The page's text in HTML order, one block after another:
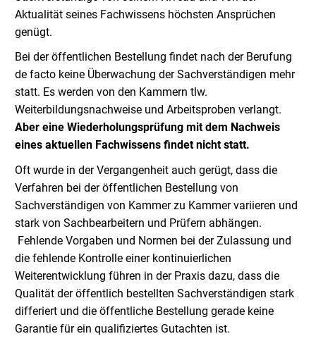
Aktualität seines Fachwissens höchsten Ansprüchen
genügt.
Bei der öffentlichen Bestellung findet nach der Berufung
de facto keine Überwachung der Sachverständigen mehr
statt. Es werden von den Kammern tlw.
Weiterbildungsnachweise und Arbeitsproben verlangt.
Aber eine Wiederholungsprüfung mit dem Nachweis
eines aktuellen Fachwissens findet nicht statt.
Oft wurde in der Vergangenheit auch gerügt, dass die
Verfahren bei der öffentlichen Bestellung von
Sachverständigen von Kammer zu Kammer variieren und
stark von Sachbearbeitern und Prüfern abhängen.
Fehlende Vorgaben und Normen bei der Zulassung und
die fehlende Kontrolle einer kontinuierlichen
Weiterentwicklung führen in der Praxis dazu, dass die
Qualität der öffentlich bestellten Sachverständigen stark
differiert und die öffentliche Bestellung gerade keine
Garantie für ein qualifiziertes Gutachten ist.